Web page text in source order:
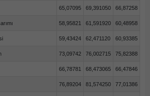
65,07095 69,391050 66,87258
58,95821 61,591920 60,48958
59,43424 62,471120 60,93385
73,09742 76,002715 75,82388
66,78781 68,473065 66,47846
76,89204 81,574250 77,01386